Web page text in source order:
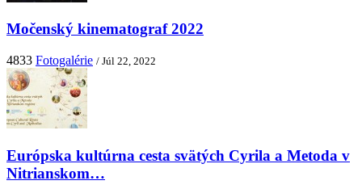
Močenský kinematograf 2022
4833 Fotogalérie / Júl 22, 2022
Európska kultúrna cesta svätých Cyrila a Metoda v
Nitrianskom…